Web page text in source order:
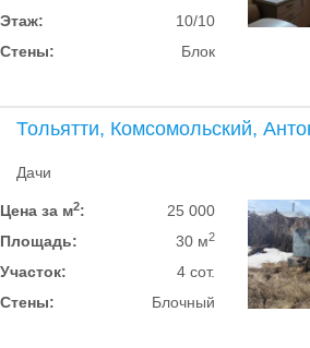
Этаж:
10/10
Стены:
Блок
Тольятти, Комсомольский,
Дачи
Цена за м2:
25 000
Площадь:
30 м2
Участок:
4 сот.
Стены:
Блочный